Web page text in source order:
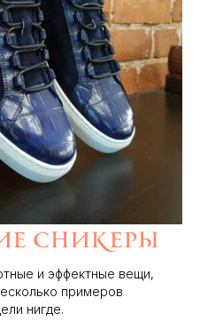
сникеры
и эффектные вещи,
примеров
нигде.